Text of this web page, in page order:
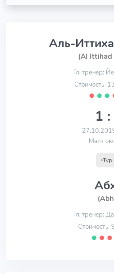
Аль-
(Al Ittihad
Гл. тренер:
Стоимость:
⬤ ⬤ ⬤
1
Матч
Тур
Гл. тренер:
Стоимость:
⬤ ⬤ ⬤